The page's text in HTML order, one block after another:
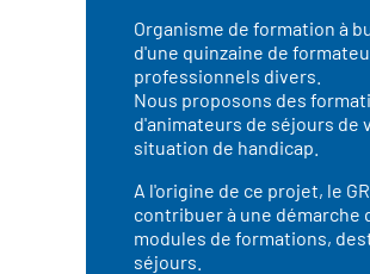
Organisme de formation à
d'une quinzaine de
professionnels divers.
Nous proposons des
d'animateurs de séjours de
situation de handicap.
A l'origine de ce projet, le
contribuer à une
modules de formations,
séjours.